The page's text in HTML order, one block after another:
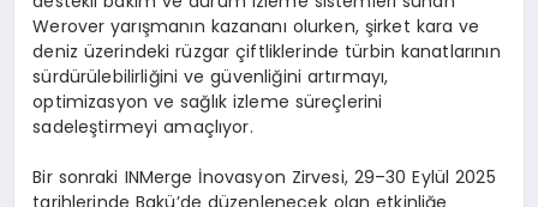
Werover yarışmanın kazananı olurken, şirket kara ve
deniz üzerindeki rüzgar çiftliklerinde türbin kanatlarının
sürdürülebilirliğini ve güvenliğini artırmayı,
optimizasyon ve sağlık izleme süreçlerini
sadeleştirmeyi amaçlıyor.
Bir sonraki INMerge İnovasyon Zirvesi, 29–30 Eylül 2025